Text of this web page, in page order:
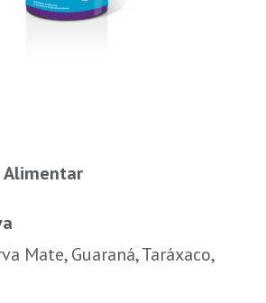
Alimentar
Mate, Guaraná, Taráxaco,